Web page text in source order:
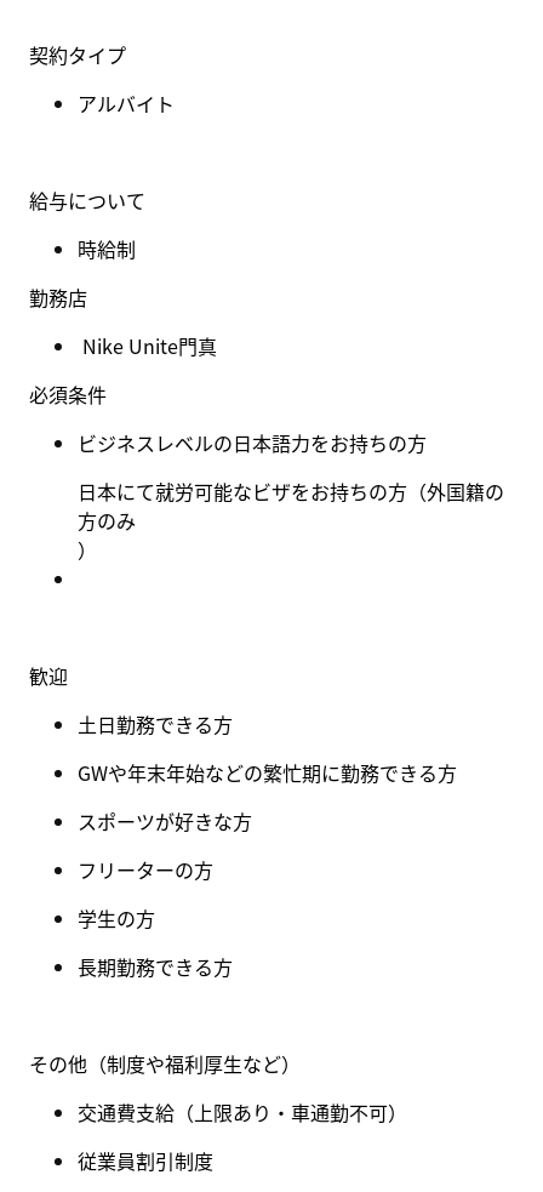
契約タイプ
アルバイト
給与について
時給制
勤務店
Nike Unite門真
必須条件
ビジネスレベルの日本語力をお持ちの方
日本にて就労可能なビザをお持ちの方（外国籍の
方のみ
）
歓迎
土日勤務できる方
GWや年末年始などの繁忙期に勤務できる方
スポーツが好きな方
フリーターの方
学生の方
長期勤務できる方
その他（制度や福利厚生など）
交通費支給（上限あり・ 車通勤不可）
従業員割引制度